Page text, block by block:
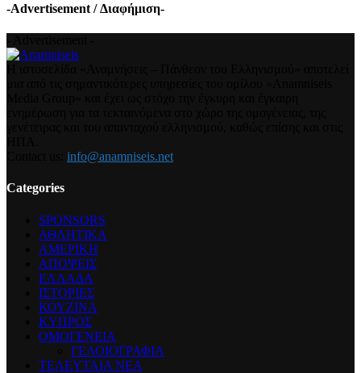
-Advertisement / Διαφήμιση-
info@anamniseis.net
Categories
SPONSORS
ΑΘΛΗΤΙΚΑ
ΑΜΕΡΙΚΗ
ΑΠΟΨΕΙΣ
ΕΛΛΑΔΑ
ΙΣΤΟΡΙΕΣ
ΚΟΥΖΙΝΑ
ΚΥΠΡΟΣ
ΟΜΟΓΕΝΕΙΑ
ΓΕΛΟΙΟΓΡΑΦΙΑ
ΤΕΛΕΥΤΑΙΑ ΝΕΑ